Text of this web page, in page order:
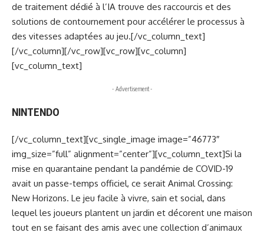
de traitement dédié à l’IA trouve des raccourcis et des
solutions de contournement pour accélérer le processus à
des vitesses adaptées au jeu.[/vc_column_text]
[/vc_column][/vc_row][vc_row][vc_column]
[vc_column_text]
- Advertisement -
NINTENDO
[/vc_column_text][vc_single_image image=”46773″
img_size=”full” alignment=”center”][vc_column_text]Si la
mise en quarantaine pendant la pandémie de COVID-19
avait un passe-temps officiel, ce serait Animal Crossing:
New Horizons. Le jeu facile à vivre, sain et social, dans
lequel les joueurs plantent un jardin et décorent une maison
tout en se faisant des amis avec une collection d’animaux